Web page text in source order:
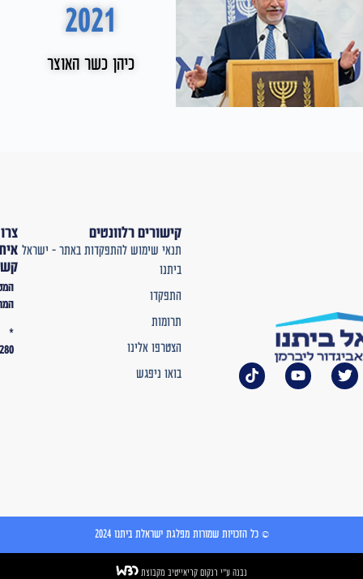
2021
כיהן כשר האוצר
קישורים רלוונטים
תנאי שימוש להתפקדות באתר – ישראל
הצטרפו אלינו
בואו ניפגש
איתנו
© כל הזכויות שמורות מפלגת ישראלת ביתנו 2024
נבנה ע"י רנקום קריאייטיב מקבוצת